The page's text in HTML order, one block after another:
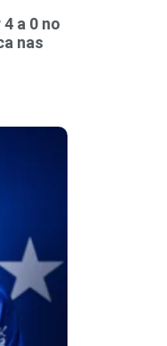
a 0 no
nas